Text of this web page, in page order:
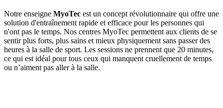
Notre enseigne MyoTec est un concept révolutionnaire qui offre une
solution d'entraînement rapide et efficace pour les personnes qui
n'ont pas le temps. Nos centres MyoTec permettent aux clients de se
sentir plus forts, plus sains et mieux physiquement sans passer des
heures à la salle de sport. Les sessions ne prennent que 20 minutes,
ce qui est idéal pour tous ceux qui manquent cruellement de temps
ou n’aiment pas aller à la salle.